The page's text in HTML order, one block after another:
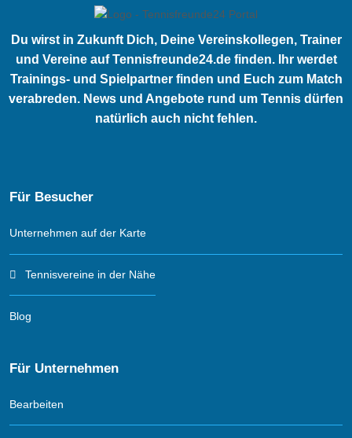
Du wirst in Zukunft Dich, Deine Vereinskollegen, Trainer
und Vereine auf Tennisfreunde24.de finden. Ihr werdet
Trainings- und Spielpartner finden und Euch zum Match
verabreden. News und Angebote rund um Tennis dürfen
natürlich auch nicht fehlen.
Für Besucher
Unternehmen auf der Karte
Tennisvereine in der Nähe
Blog
Für Unternehmen
Bearbeiten